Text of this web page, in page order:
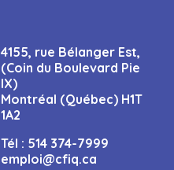
4155, rue Bélanger Est,
(Coin du Boulevard Pie
IX)
Montréal (Québec) H1T
1A2
Tél : 514 374-7999
emploi@cfiq.ca